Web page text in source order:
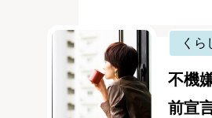
くら
不機
前宣